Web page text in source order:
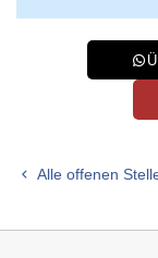
Alle offenen